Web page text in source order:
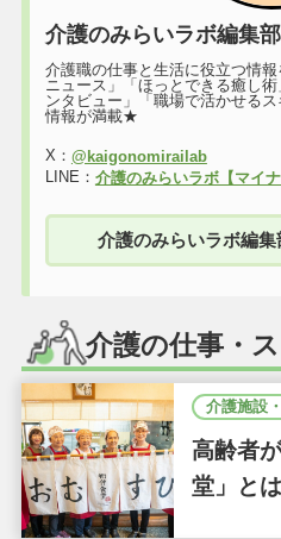
介護のみらいラボ編集部
介護職の仕事と生活に役立つ情
ニュース」「ほっとできる癒し
ンタビュー」「職場で活かせる
情報が満載★
X： @kaigonomirailab
LINE： 介護のみらいラボ【マイナ
介護のみらいラボ編
介護の仕事・
介護施設
高齢者
堂」と